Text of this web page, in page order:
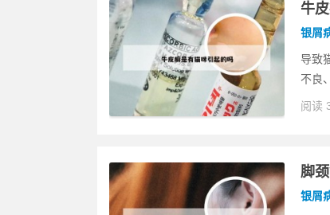
牛
银屑
导致
不良
阅读
脚
银屑